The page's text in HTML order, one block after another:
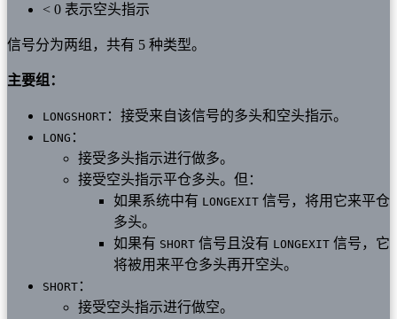
< 0 表示空头指示
信号分为两组，共有 5 种类型。
主要组：
LONGSHORT ：接受来自该信号的多头和空头指示。
LONG ：
接受多头指示进行做多。
接受空头指示平仓多头。但：
如果系统中有 LONGEXIT 信号，将用它来平仓
多头。
如果有 SHORT 信号且没有 LONGEXIT 信号，它
将被用来平仓多头再开空头。
SHORT ：
接受空头指示进行做空。